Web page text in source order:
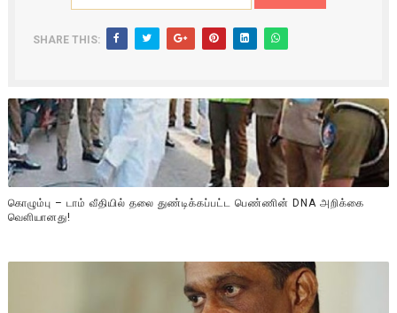
SHARE THIS:
கொழும்பு – டாம் வீதியில் தலை துண்டிக்கப்பட்ட பெண்ணின் DNA அறிக்கை
வௌியானது!